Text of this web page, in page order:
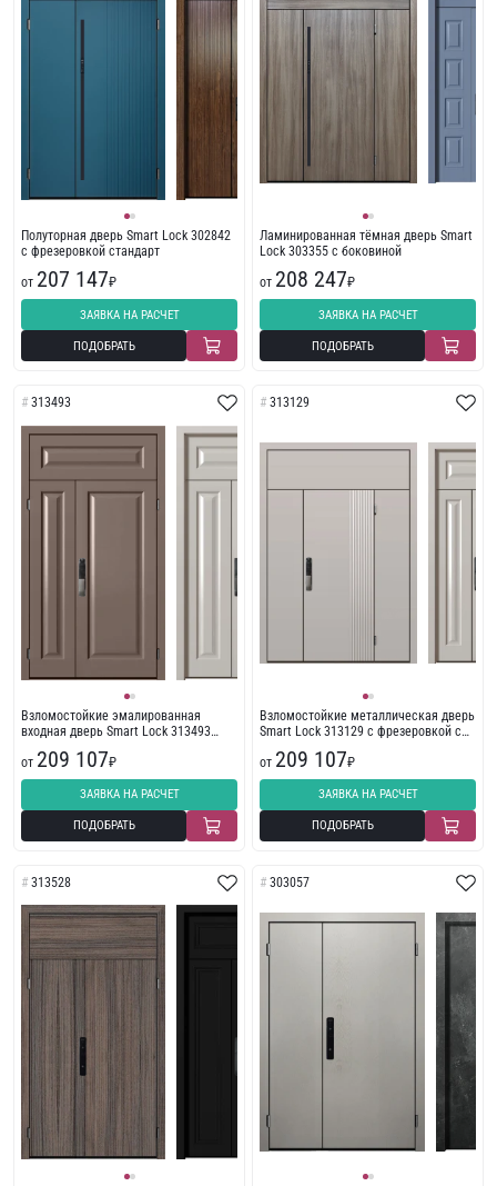
Полуторная дверь Smart Lock 302842
с фрезеровкой стандарт
от 207 147₽
ЗАЯВКА НА РАСЧЕТ
ПОДОБРАТЬ
Ламинированная тёмная дверь Smart
Lock 303355 с боковиной
от 208 247₽
ЗАЯВКА НА РАСЧЕТ
ПОДОБРАТЬ
313493
Взломостойкие эмалированная
входная дверь Smart Lock 313493
от 209 107₽
ЗАЯВКА НА РАСЧЕТ
ПОДОБРАТЬ
313129
Взломостойкие металлическая дверь
Smart Lock 313129 с фрезеровкой с
от 209 107₽
ЗАЯВКА НА РАСЧЕТ
ПОДОБРАТЬ
313528 303057